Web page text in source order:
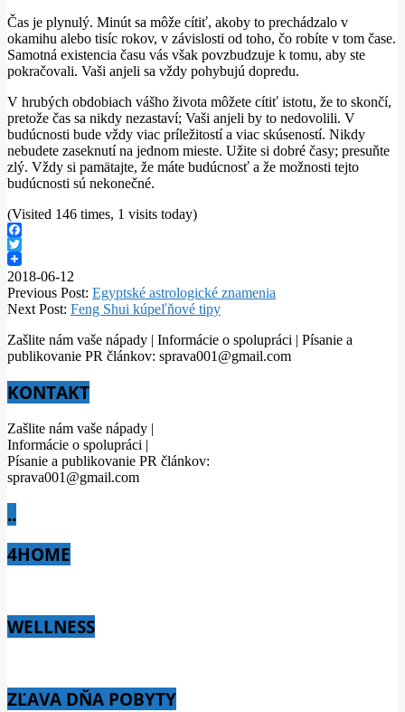
Čas je plynulý. Minút sa môže cítiť, akoby to prechádzalo v
okamihu alebo tisíc rokov, v závislosti od toho, čo robíte v tom čase.
Samotná existencia času vás však povzbudzuje k tomu, aby ste
pokračovali. Vaši anjeli sa vždy pohybujú dopredu.
V hrubých obdobiach vášho života môžete cítiť istotu, že to skončí,
pretože čas sa nikdy nezastaví; Vaši anjeli by to nedovolili. V
budúcnosti bude vždy viac príležitostí a viac skúseností. Nikdy
nebudete zaseknutí na jednom mieste. Užite si dobré časy; presuňte
zlý. Vždy si pamätajte, že máte budúcnosť a že možnosti tejto
budúcnosti sú nekonečné.
(Visited 146 times, 1 visits today)
Facebook
Twitter
2018-06-12
Previous Post: Egyptské astrologické znamenia
Next Post: Feng Shui kúpeľňové tipy
Zašlite nám vaše nápady | Informácie o spolupráci | Písanie a
publikovanie PR článkov: sprava001@gmail.com
KONTAKT
Zašlite nám vaše nápady |
Informácie o spolupráci |
Písanie a publikovanie PR článkov:
sprava001@gmail.com
..
4HOME
WELLNESS
ZĽAVA DŇA POBYTY